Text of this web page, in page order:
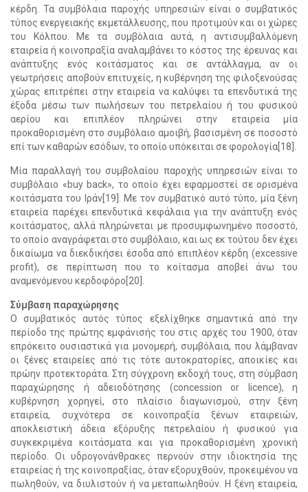
κέρδη. Τα συμβόλαια παροχής υπηρεσιών είναι ο συμβατικός
τύπος ενεργειακής εκμετάλλευσης, που προτιμούν και οι χώρες
του Κόλπου. Με τα συμβόλαια αυτά, η αντισυμβαλλόμενη
εταιρεία ή κοινοπραξία αναλαμβάνει το κόστος της έρευνας και
ανάπτυξης ενός κοιτάσματος και σε αντάλλαγμα, αν οι
γεωτρήσεις αποβούν επιτυχείς, η κυβέρνηση της φιλοξενούσας
χώρας επιτρέπει στην εταιρεία να καλύψει τα επενδυτικά της
έξοδα μέσω των πωλήσεων του πετρελαίου ή του φυσικού
αερίου και επιπλέον πληρώνει στην εταιρεία μία
προκαθορισμένη στο συμβόλαιο αμοιβή, βασισμένη σε ποσοστό
επί των καθαρών εσόδων, το οποίο υπόκειται σε φορολογία[18].
Μία παραλλαγή του συμβολαίου παροχής υπηρεσιών είναι το
συμβόλαιο «buy back», το οποίο έχει εφαρμοστεί σε ορισμένα
κοιτάσματα του Ιράν[19]. Με τον συμβατικό αυτό τύπο, μία ξένη
εταιρεία παρέχει επενδυτικά κεφάλαια για την ανάπτυξη ενός
κοιτάσματος, αλλά πληρώνεται με προσυμφωνημένο ποσοστό,
το οποίο αναγράφεται στο συμβόλαιο, και ως εκ τούτου δεν έχει
δικαίωμα να διεκδικήσει έσοδα από επιπλέον κέρδη (excessive
profit), σε περίπτωση που το κοίτασμα αποβεί άνω του
αναμενόμενου κερδοφόρο[20].
Σύμβαση παραχώρησης
Ο συμβατικός αυτός τύπος εξελίχθηκε σημαντικά από την
περίοδο της πρώτης εμφάνισής του στις αρχές του 1900, όταν
επρόκειτο ουσιαστικά για μονομερή, συμβόλαια, που λάμβαναν
οι ξένες εταιρείες από τις τότε αυτοκρατορίες, αποικίες και
πρώην προτεκτοράτα. Στη σύγχρονη εκδοχή τους, στη σύμβαση
παραχώρησης ή αδειοδότησης (concession or licence), η
κυβέρνηση χορηγεί, στο πλαίσιο διαγωνισμού, στην ξένη
εταιρεία, συχνότερα σε κοινοπραξία ξένων εταιρειών,
αποκλειστική άδεια εξόρυξης πετρελαίου ή φυσικού για
συγκεκριμένα κοιτάσματα και για προκαθορισμένη χρονική
περίοδο. Οι υδρογονάνθρακες περνούν στην ιδιοκτησία της
εταιρείας ή της κοινοπραξίας, όταν εξορυχθούν, προκειμένου να
πωληθούν, να διυλιστούν ή να μεταπωληθούν. Η ξένη εταιρεία,